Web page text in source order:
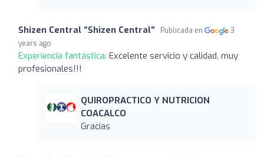
Shizen Central “Shizen Central” Publicada en
3
years ago
Experiencia fantástica: Excelente servicio y calidad, muy
profesionales!!!
QUIROPRACTICO Y NUTRICION
COACALCO
Gracias